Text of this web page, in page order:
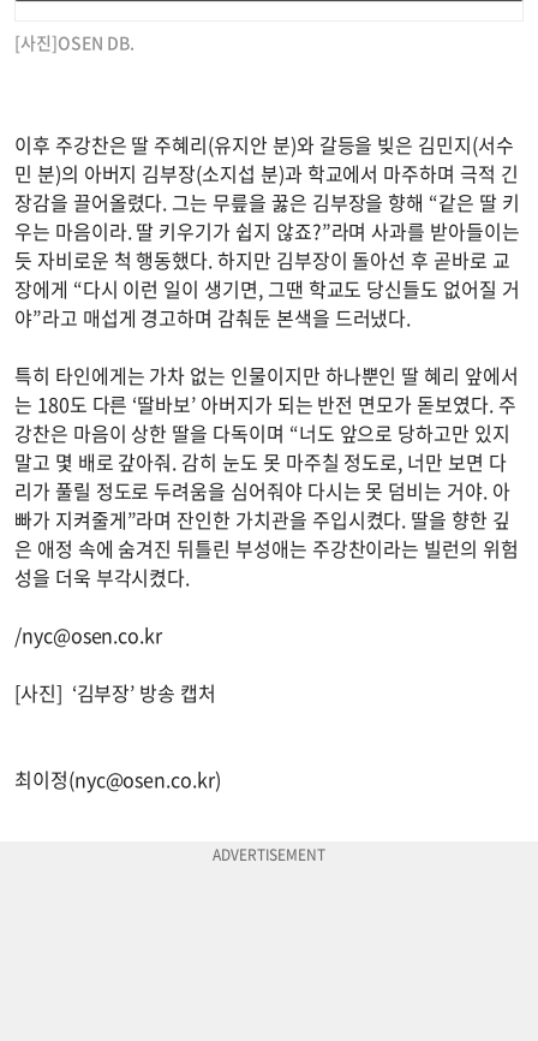
[사진]OSEN DB.
이후 주강찬은 딸 주혜리(유지안 분)와 갈등을 빚은 김민지(서수
민 분)의 아버지 김부장(소지섭 분)과 학교에서 마주하며 극적 긴
장감을 끌어올렸다. 그는 무릎을 꿇은 김부장을 향해 “같은 딸 키
우는 마음이라. 딸 키우기가 쉽지 않죠?”라며 사과를 받아들이는
듯 자비로운 척 행동했다. 하지만 김부장이 돌아선 후 곧바로 교
장에게 “다시 이런 일이 생기면, 그땐 학교도 당신들도 없어질 거
야”라고 매섭게 경고하며 감춰둔 본색을 드러냈다.
특히 타인에게는 가차 없는 인물이지만 하나뿐인 딸 혜리 앞에서
는 180도 다른 ‘딸바보’ 아버지가 되는 반전 면모가 돋보였다. 주
강찬은 마음이 상한 딸을 다독이며 “너도 앞으로 당하고만 있지
말고 몇 배로 갚아줘. 감히 눈도 못 마주칠 정도로, 너만 보면 다
리가 풀릴 정도로 두려움을 심어줘야 다시는 못 덤비는 거야. 아
빠가 지켜줄게”라며 잔인한 가치관을 주입시켰다. 딸을 향한 깊
은 애정 속에 숨겨진 뒤틀린 부성애는 주강찬이라는 빌런의 위험
성을 더욱 부각시켰다.
/nyc@osen.co.kr
[사진] ‘김부장’ 방송 캡처
최이정(nyc@osen.co.kr)